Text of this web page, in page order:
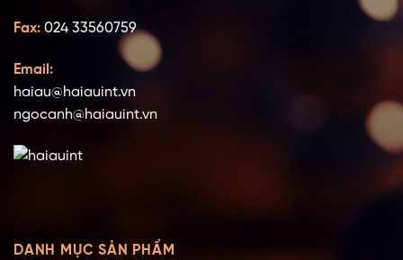
Fax: 024 33560759
Email:
haiau@haiauint.vn
ngocanh@haiauint.vn
DANH MỤC SẢN PHẨM